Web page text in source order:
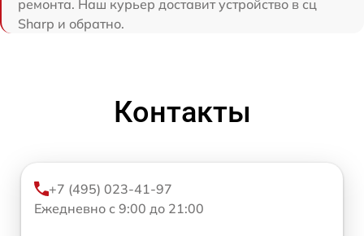
ремонта. Наш курьер доставит устройство в сц
Sharp и обратно.
Контакты
+7 (495) 023-41-97
Ежедневно с 9:00 до 21:00